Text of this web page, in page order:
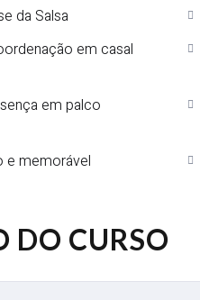
da Salsa
em casal
em palco
e memorável
DO CURSO